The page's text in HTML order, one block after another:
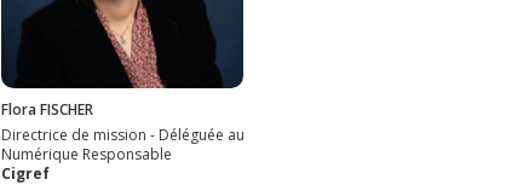
Flora FISCHER
Directrice de mission - Déléguée au
Numérique Responsable
Cigref